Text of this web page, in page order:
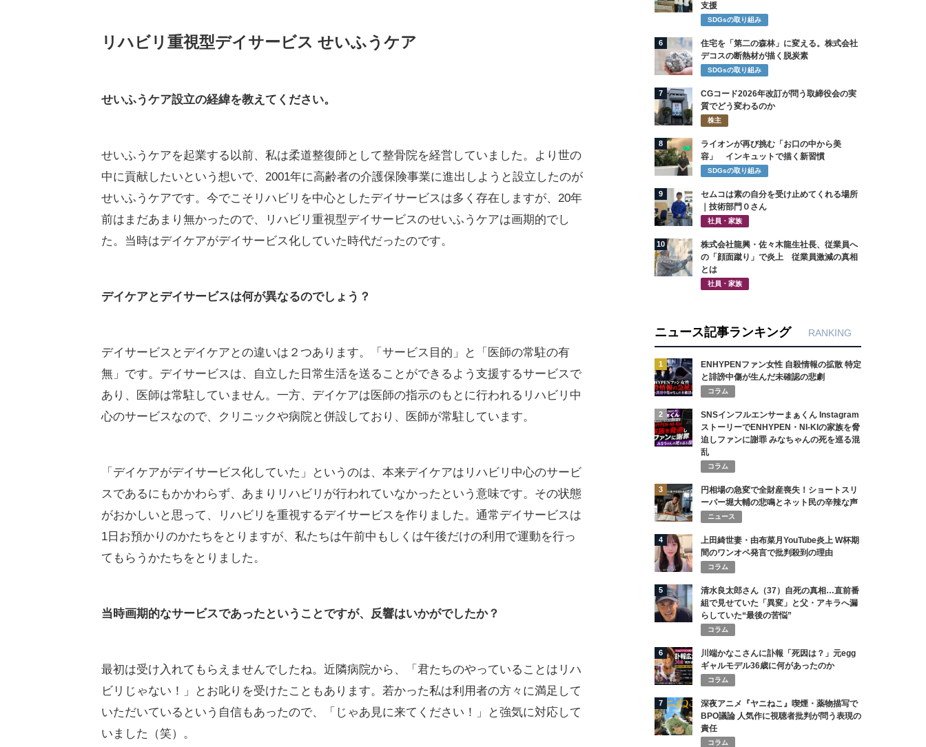
リハビリ重視型デイサービス せいふうケア
せいふうケア設立の経緯を教えてください。
せいふうケアを起業する以前、私は柔道整復師として整骨院を経営していました。より世の
中に貢献したいという想いで、2001年に高齢者の介護保険事業に進出しようと設立したのが
せいふうケアです。今でこそリハビリを中心としたデイサービスは多く存在しますが、20年
前はまだあまり無かったので、リハビリ重視型デイサービスのせいふうケアは画期的でし
た。当時はデイケアがデイサービス化していた時代だったのです。
デイケアとデイサービスは何が異なるのでしょう？
デイサービスとデイケアとの違いは２つあります。「サービス目的」と「医師の常駐の有
無」です。デイサービスは、自立した日常生活を送ることができるよう支援するサービスで
あり、医師は常駐していません。一方、デイケアは医師の指示のもとに行われるリハビリ中
心のサービスなので、クリニックや病院と併設しており、医師が常駐しています。
「デイケアがデイサービス化していた」というのは、本来デイケアはリハビリ中心のサービ
スであるにもかかわらず、あまりリハビリが行われていなかったという意味です。その状態
がおかしいと思って、リハビリを重視するデイサービスを作りました。通常デイサービスは
1日お預かりのかたちをとりますが、私たちは午前中もしくは午後だけの利用で運動を行っ
てもらうかたちをとりました。
当時画期的なサービスであったということですが、反響はいかがでしたか？
最初は受け入れてもらえませんでしたね。近隣病院から、「君たちのやっていることはリハ
ビリじゃない！」とお叱りを受けたこともあります。若かった私は利用者の方々に満足して
いただいているという自信もあったので、「じゃあ見に来てください！」と強気に対応して
いました（笑）。
支援
SDGsの取り組み
6
住宅を「第二の森林」に変える。株式会社
デコスの断熱材が描く脱炭素
SDGsの取り組み
7
CGコード2026年改訂が問う取締役会の実
質でどう変わるのか
株主
8
ライオンが再び挑む「お口の中から美
容」 インキュットで描く新習慣
SDGsの取り組み
9
セムコは素の自分を受け止めてくれる場所
｜技術部門０さん
社員・家族
10
株式会社龍興・佐々木龍生社長、従業員へ
の「顔面蹴り」で炎上 従業員激減の真相
とは
社員・家族
ニュース記事ランキング RANKING
1
ENHYPENファン女性 自殺情報の拡散 特定
と誹謗中傷が生んだ未確認の悲劇
コラム
2
SNSインフルエンサーまぁくん Instagram
ストーリーでENHYPEN・NI-KIの家族を脅
迫しファンに謝罪 みなちゃんの死を巡る混
乱
コラム
3
円相場の急変で全財産喪失！ショートスリ
ーパー堀大輔の悲鳴とネット民の辛辣な声
ニュース
4
上田綺世妻・由布菜月YouTube炎上 W杯期
間のワンオペ発言で批判殺到の理由
コラム
5
清水良太郎さん（37）自死の真相…直前番
組で見せていた「異変」と父・アキラへ漏
らしていた“最後の苦悩”
コラム
6
川端かなこさんに訃報「死因は？」元egg
ギャルモデル36歳に何があったのか
コラム
7
深夜アニメ『ヤニねこ』喫煙・薬物描写で
BPO議論 人気作に視聴者批判が問う表現の
責任
コラム